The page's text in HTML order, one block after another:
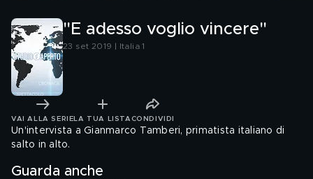
"E adesso voglio vincere"
23 set 2019 | Italia 1
VAI ALLA SERIE LA TUA LISTA CONDIVIDI
Un'intervista a Gianmarco Tamberi, primatista italiano di
salto in alto.
Guarda anche